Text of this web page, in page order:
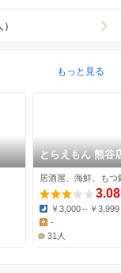
もっと見る
とらえもん 熊谷
居酒屋、海鮮、もつ
3.08
Dinner:
￥3,000～￥3,999
Lunch:
-
31人